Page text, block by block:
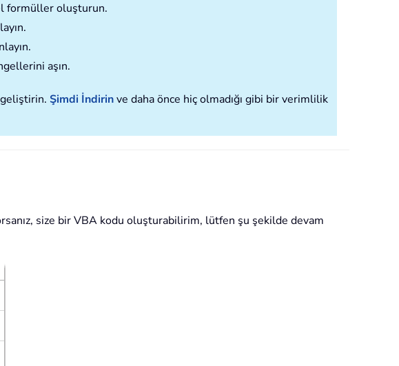
formüller oluşturun.
aşın.
Şimdi İndirinve daha önce hiç olmadığı gibi bir verimlilik
size bir VBA kodu oluşturabilirim, lütfen şu şekilde devam